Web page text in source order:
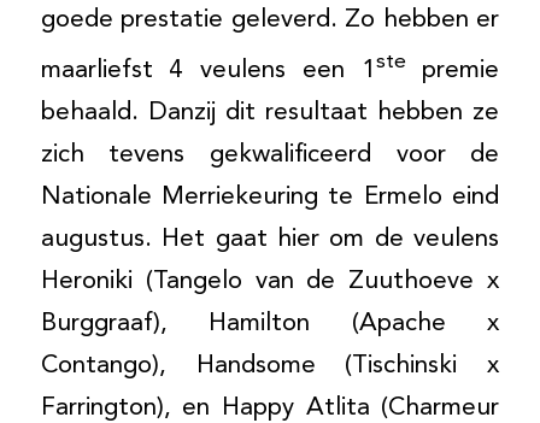
goede prestatie geleverd. Zo hebben er
maarliefst 4 veulens een 1 stepremie
behaald. Danzij dit resultaat hebben ze
zich tevens gekwalificeerd voor de
Nationale Merriekeuring te Ermelo eind
augustus. Het gaat hier om de veulens
Heroniki (Tangelo van de Zuuthoeve x
Burggraaf), Hamilton (Apache x
Contango), Handsome (Tischinski x
Farrington), en Happy Atlita (Charmeur